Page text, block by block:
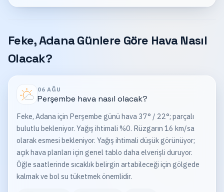
Feke, Adana Günlere Göre Hava Nasıl
Olacak?
06 AĞU
Perşembe hava nasıl olacak?
Feke, Adana için Perşembe günü hava 37° / 22°; parçalı
bulutlu bekleniyor. Yağış ihtimali %0. Rüzgarın 16 km/sa
olarak esmesi bekleniyor. Yağış ihtimali düşük görünüyor;
açık hava planları için genel tablo daha elverişli duruyor.
Öğle saatlerinde sıcaklık belirgin artabileceği için gölgede
kalmak ve bol su tüketmek önemlidir.